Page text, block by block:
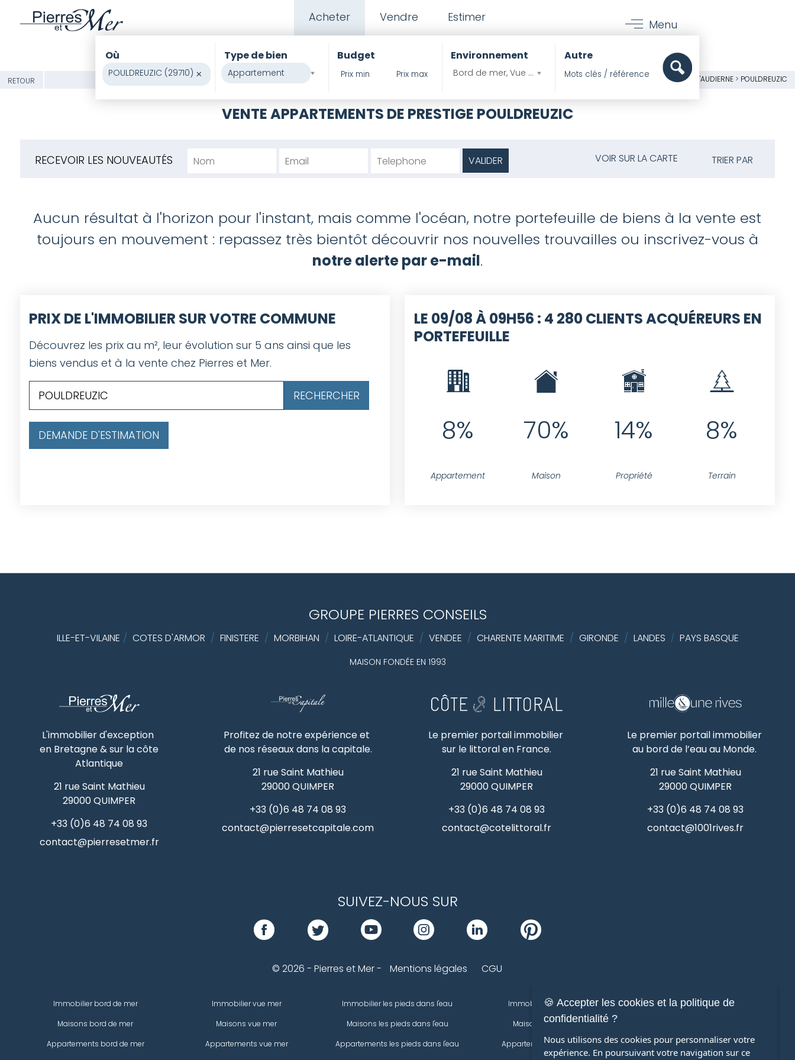
Acheter Vendre Estimer
Menu
Où
×
POULDREUZIC (29710)
Type de bien
Appartement
Budget Environnement
Bord de mer, Vue mer, Pieds dans l'eau
Autre
RETOUR PIERRES ET MER IMMOBILIER DE PRESTIGE>FINISTÈRE> BAIE D'AUDIERNE> POULDREUZIC
VENTE APPARTEMENTS DE PRESTIGE POULDREUZIC
TRIER PAR
VOIR SUR LA CARTE
RECEVOIR LES NOUVEAUTÉS
Aucun résultat à l'horizon pour l'instant, mais comme l'océan, notre portefeuille de biens à la vente est
toujours en mouvement : repassez très bientôt découvrir nos nouvelles trouvailles ou inscrivez-vous à
notre alerte par e-mail.
PRIX DE L'IMMOBILIER SUR VOTRE COMMUNE
Découvrez les prix au m², leur évolution sur 5 ans ainsi que les
biens vendus et à la vente chez Pierres et Mer.
DEMANDE D'ESTIMATION
LE 09/08 À 09H56 : 4 280 CLIENTS ACQUÉREURS EN
PORTEFEUILLE
8%
Appartement
70%
Maison
14%
Propriété
8%
Terrain
GROUPE PIERRES CONSEILS
ILLE-ET-VILAINE / COTES D'ARMOR / FINISTERE / MORBIHAN / LOIRE-ATLANTIQUE / VENDEE / CHARENTE MARITIME / GIRONDE / LANDES / PAYS BASQUE
MAISON FONDÉE EN 1993
L'immobilier d'exception
en Bretagne & sur la côte
Atlantique
21 rue Saint Mathieu
29000QUIMPER
+33 (0)6 48 74 08 93
contact@pierresetmer.fr
Profitez de notre expérience et
de nos réseaux dans la capitale.
21 rue Saint Mathieu
29000QUIMPER
+33 (0)6 48 74 08 93
contact@pierresetcapitale.com
Le premier portail immobilier
sur le littoral en France.
21 rue Saint Mathieu
29000QUIMPER
+33 (0)6 48 74 08 93
contact@cotelittoral.fr
Le premier portail immobilier
au bord de l’eau au Monde.
21 rue Saint Mathieu
29000QUIMPER
+33 (0)6 48 74 08 93
contact@1001rives.fr
SUIVEZ-NOUS SUR
© 2026 - Pierres et Mer - Mentions légales CGU
Immobilier bord de mer
Maisons bord de mer
Appartements bord de mer
Immobilier vue mer
Maisons vue mer
Appartements vue mer
Immobilier les pieds dans l'eau
Maisons les pieds dans l'eau
Appartements les pieds dans l'eau
Immobilier de prestige
Maisons de prestige
Appartements de prestige
Immobilier
Appartements
🍪 Accepter les cookies et la politique de
confidentialité ?
Nous utilisons des cookies pour personnaliser votre
expérience. En poursuivant votre navigation sur ce